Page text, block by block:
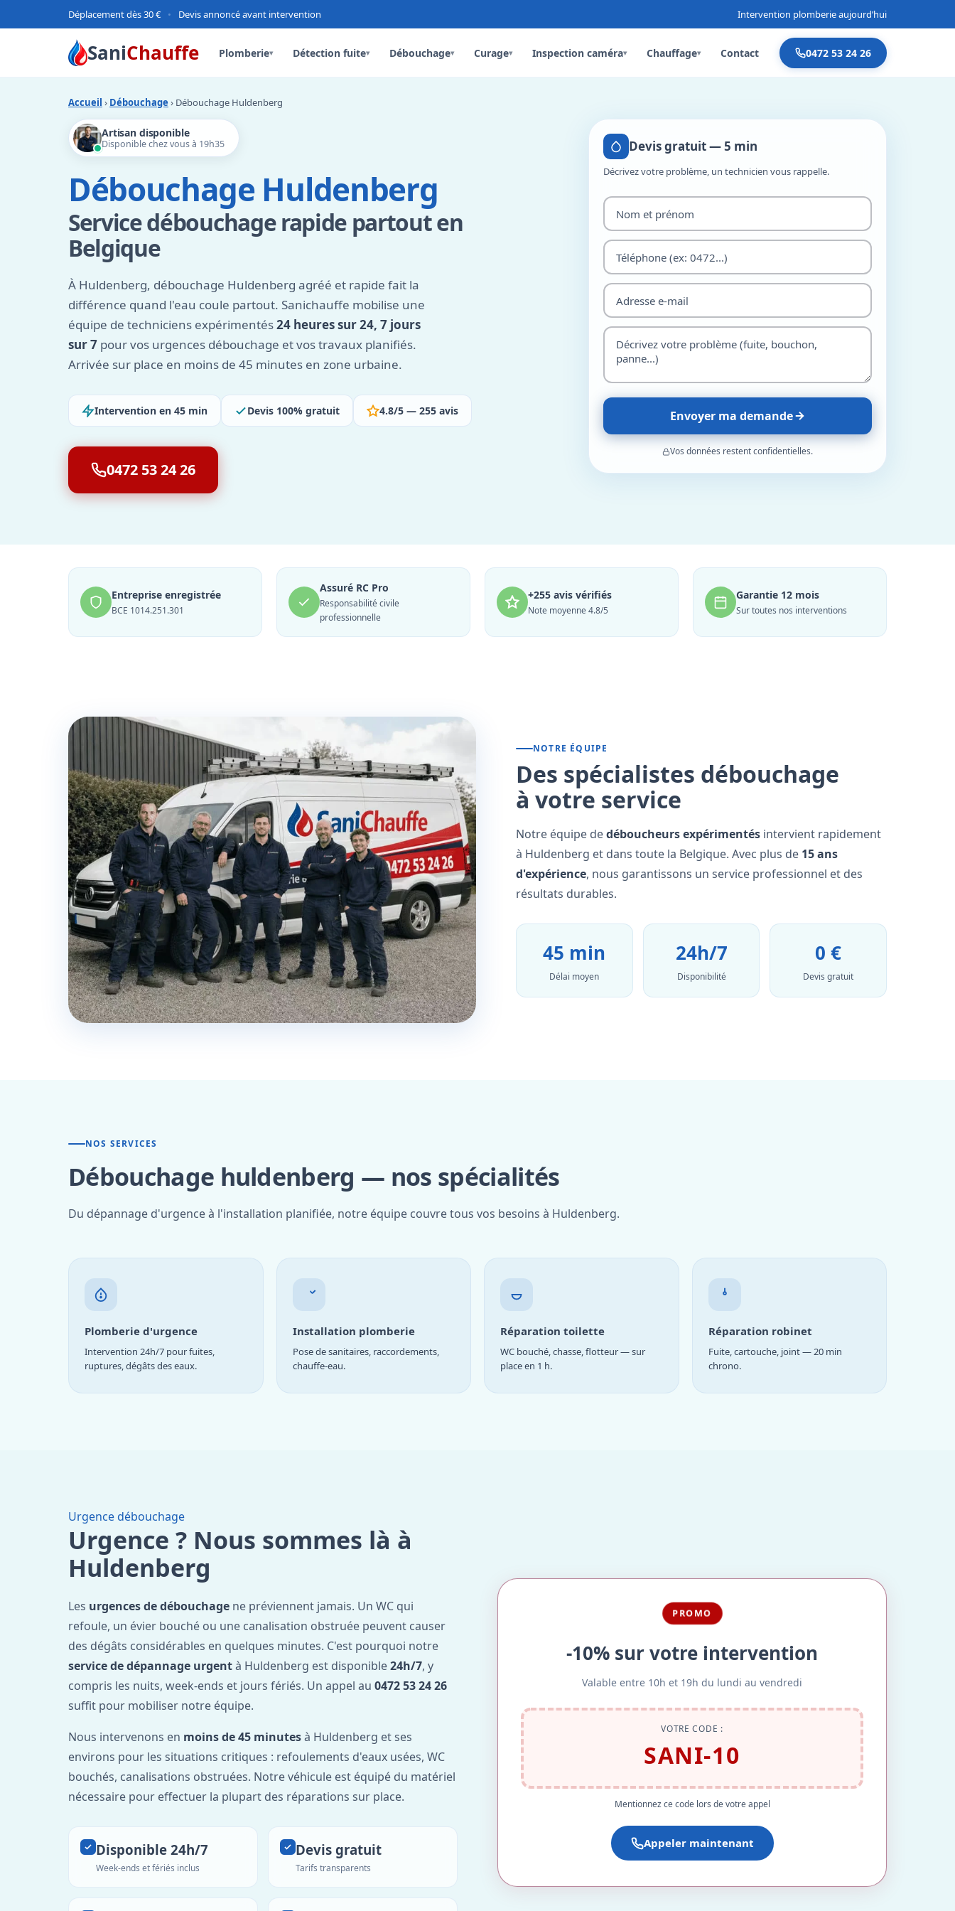
Déplacement dès 30 € • Devis annoncé avant intervention Intervention plomberie aujourd’hui
SaniChauffe Plomberie▾ Détection fuite▾ Débouchage▾ Curage▾ Inspection caméra▾ Chauffage▾ Contact 0472 53 24 26
Accueil › Débouchage › Débouchage Huldenberg
Artisan disponible
Disponible chez vous à 19h35
Débouchage Huldenberg
Service débouchage rapide partout en
Belgique
À Huldenberg, débouchage Huldenberg agréé et rapide fait la
différence quand l'eau coule partout. Sanichauffe mobilise une
équipe de techniciens expérimentés24 heures sur 24, 7 jours
sur 7 pour vos urgences débouchage et vos travaux planifiés.
Arrivée sur place en moins de 45 minutes en zone urbaine.
Intervention en 45 min Devis 100% gratuit 4.8/5 — 255 avis
0472 53 24 26
Devis gratuit — 5 min
Décrivez votre problème, un technicien vous rappelle.
Envoyer ma demande
Vos données restent confidentielles.
Entreprise enregistrée
BCE 1014.251.301
Assuré RC Pro
Responsabilité civile
professionnelle
+255 avis vérifiés
Note moyenne 4.8/5
Garantie 12 mois
Sur toutes nos interventions
NOTRE ÉQUIPE
Des spécialistes débouchage
à votre service
Notre équipe dedéboucheurs expérimentés intervient rapidement
à Huldenberg et dans toute la Belgique. Avec plus de 15 ans
d'expérience, nous garantissons un service professionnel et des
résultats durables.
45 min
Délai moyen
24h/7
Disponibilité
0 €
Devis gratuit
NOS SERVICES
Débouchage huldenberg — nos spécialités
Du dépannage d'urgence à l'installation planifiée, notre équipe couvre tous vos besoins à Huldenberg.
Plomberie d'urgence
Intervention 24h/7 pour fuites,
ruptures, dégâts des eaux.
Installation plomberie
Pose de sanitaires, raccordements,
chauffe-eau.
Réparation toilette
WC bouché, chasse, flotteur — sur
place en 1 h.
Réparation robinet
Fuite, cartouche, joint — 20 min
chrono.
Urgence débouchage
Urgence ? Nous sommes là à
Huldenberg
Les urgences de débouchage ne préviennent jamais. Un WC qui
refoule, un évier bouché ou une canalisation obstruée peuvent causer
des dégâts considérables en quelques minutes. C'est pourquoi notre
service de dépannage urgentà Huldenberg est disponible24h/7, y
compris les nuits, week-ends et jours fériés. Un appel au 0472 53 24 26
suffit pour mobiliser notre équipe.
Nous intervenons en moins de 45 minutesà Huldenberg et ses
environs pour les situations critiques : refoulements d'eaux usées, WC
bouchés, canalisations obstruées. Notre véhicule est équipé du matériel
nécessaire pour effectuer la plupart des réparations sur place.
Disponible 24h/7
Week-ends et fériés inclus
Devis gratuit
Tarifs transparents
PROMO
-10% sur votre intervention
Valable entre 10h et 19h du lundi au vendredi
VOTRE CODE :
SANI-10
Mentionnez ce code lors de votre appel
Appeler maintenant